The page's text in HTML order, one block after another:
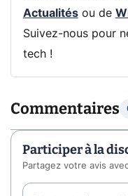
Actualitésou de
Suivez-nous pour
tech !
Commentaires
Participer à la
Partagez votre avis